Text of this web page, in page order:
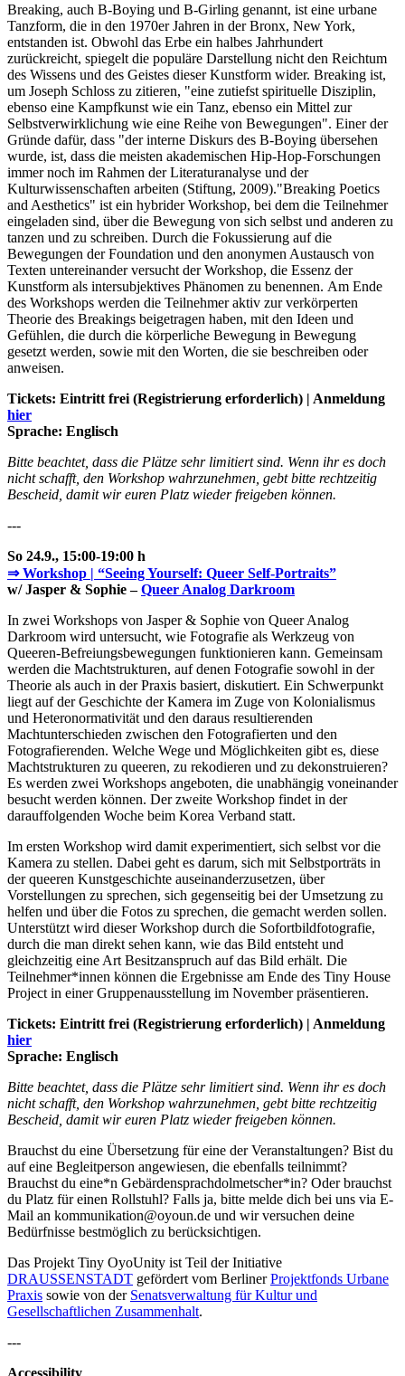
Breaking, auch B-Boying und B-Girling genannt, ist eine urbane
Tanzform, die in den 1970er Jahren in der Bronx, New York,
entstanden ist. Obwohl das Erbe ein halbes Jahrhundert
zurückreicht, spiegelt die populäre Darstellung nicht den Reichtum
des Wissens und des Geistes dieser Kunstform wider. Breaking ist,
um Joseph Schloss zu zitieren, "eine zutiefst spirituelle Disziplin,
ebenso eine Kampfkunst wie ein Tanz, ebenso ein Mittel zur
Selbstverwirklichung wie eine Reihe von Bewegungen". Einer der
Gründe dafür, dass "der interne Diskurs des B-Boying übersehen
wurde, ist, dass die meisten akademischen Hip-Hop-Forschungen
immer noch im Rahmen der Literaturanalyse und der
Kulturwissenschaften arbeiten (Stiftung, 2009)."Breaking Poetics
and Aesthetics" ist ein hybrider Workshop, bei dem die Teilnehmer
eingeladen sind, über die Bewegung von sich selbst und anderen zu
tanzen und zu schreiben. Durch die Fokussierung auf die
Bewegungen der Foundation und den anonymen Austausch von
Texten untereinander versucht der Workshop, die Essenz der
Kunstform als intersubjektives Phänomen zu benennen. Am Ende
des Workshops werden die Teilnehmer aktiv zur verkörperten
Theorie des Breakings beigetragen haben, mit den Ideen und
Gefühlen, die durch die körperliche Bewegung in Bewegung
gesetzt werden, sowie mit den Worten, die sie beschreiben oder
anweisen.
Tickets: Eintritt frei (Registrierung erforderlich) | Anmeldung
hier
Sprache: Englisch
Bitte beachtet, dass die Plätze sehr limitiert sind. Wenn ihr es doch
nicht schafft, den Workshop wahrzunehmen, gebt bitte rechtzeitig
Bescheid, damit wir euren Platz wieder freigeben können.
---
So 24.9., 15:00-19:00 h
⇒ Workshop | “Seeing Yourself: Queer Self-Portraits”
w/ Jasper & Sophie –Queer Analog Darkroom
In zwei Workshops von Jasper & Sophie von Queer Analog
Darkroom wird untersucht, wie Fotografie als Werkzeug von
Queeren-Befreiungsbewegungen funktionieren kann. Gemeinsam
werden die Machtstrukturen, auf denen Fotografie sowohl in der
Theorie als auch in der Praxis basiert, diskutiert. Ein Schwerpunkt
liegt auf der Geschichte der Kamera im Zuge von Kolonialismus
und Heteronormativität und den daraus resultierenden
Machtunterschieden zwischen den Fotografierten und den
Fotografierenden. Welche Wege und Möglichkeiten gibt es, diese
Machtstrukturen zu queeren, zu rekodieren und zu dekonstruieren?
Es werden zwei Workshops angeboten, die unabhängig voneinander
besucht werden können. Der zweite Workshop findet in der
darauffolgenden Woche beim Korea Verband statt.
Im ersten Workshop wird damit experimentiert, sich selbst vor die
Kamera zu stellen. Dabei geht es darum, sich mit Selbstporträts in
der queeren Kunstgeschichte auseinanderzusetzen, über
Vorstellungen zu sprechen, sich gegenseitig bei der Umsetzung zu
helfen und über die Fotos zu sprechen, die gemacht werden sollen.
Unterstützt wird dieser Workshop durch die Sofortbildfotografie,
durch die man direkt sehen kann, wie das Bild entsteht und
gleichzeitig eine Art Besitzanspruch auf das Bild erhält. Die
Teilnehmer*innen können die Ergebnisse am Ende des Tiny House
Project in einer Gruppenausstellung im November präsentieren.
Tickets: Eintritt frei (Registrierung erforderlich) | Anmeldung
hier
Sprache: Englisch
Bitte beachtet, dass die Plätze sehr limitiert sind. Wenn ihr es doch
nicht schafft, den Workshop wahrzunehmen, gebt bitte rechtzeitig
Bescheid, damit wir euren Platz wieder freigeben können.
Brauchst du eine Übersetzung für eine der Veranstaltungen? Bist du
auf eine Begleitperson angewiesen, die ebenfalls teilnimmt?
Brauchst du eine*n Gebärdensprachdolmetscher*in? Oder brauchst
du Platz für einen Rollstuhl? Falls ja, bitte melde dich bei uns via E-
Mail an kommunikation@oyoun.de und wir versuchen deine
Bedürfnisse bestmöglich zu berücksichtigen.
Das Projekt Tiny OyoUnity ist Teil der Initiative
DRAUSSENSTADT gefördert vom BerlinerProjektfonds Urbane
Praxis sowie von der Senatsverwaltung für Kultur und
Gesellschaftlichen Zusammenhalt.
---
Accessibility